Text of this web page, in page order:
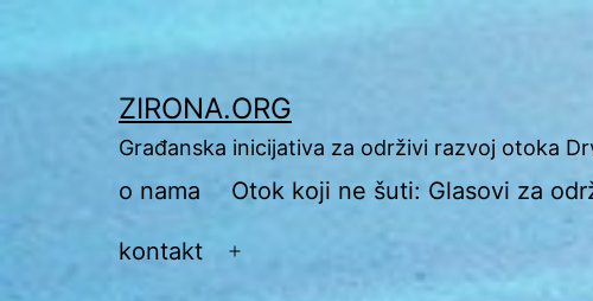
ZIRONA.ORG
Građanska inicijativa za održivi razvoj otoka
o nama Otok koji ne šuti: Glasovi za
kontakt